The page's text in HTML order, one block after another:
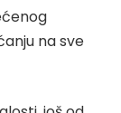
na sve